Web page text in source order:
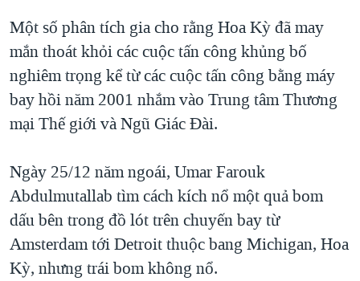
Một số phân tích gia cho rằng Hoa Kỳ đã may
mắn thoát khỏi các cuộc tấn công khủng bố
nghiêm trọng kể từ các cuộc tấn công bằng máy
bay hồi năm 2001 nhắm vào Trung tâm Thương
mại Thế giới và Ngũ Giác Đài.
Ngày 25/12 năm ngoái, Umar Farouk
Abdulmutallab tìm cách kích nổ một quả bom
dấu bên trong đồ lót trên chuyến bay từ
Amsterdam tới Detroit thuộc bang Michigan, Hoa
Kỳ, nhưng trái bom không nổ.